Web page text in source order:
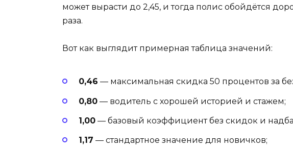
может вырасти до 2,45, и тогда полис обойдётся
раза.
Вот как выглядит примерная таблица значений:
0,46 — максимальная скидка 50 процентов за
0,80 — водитель с хорошей историей и стажем;
1,00 — базовый коэффициент без скидок и
1,17 — стандартное значение для новичков;